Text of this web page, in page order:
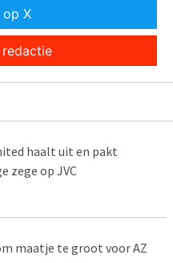
op X
haalt uit en pakt
zege op JVC
maatje te groot voor AZ